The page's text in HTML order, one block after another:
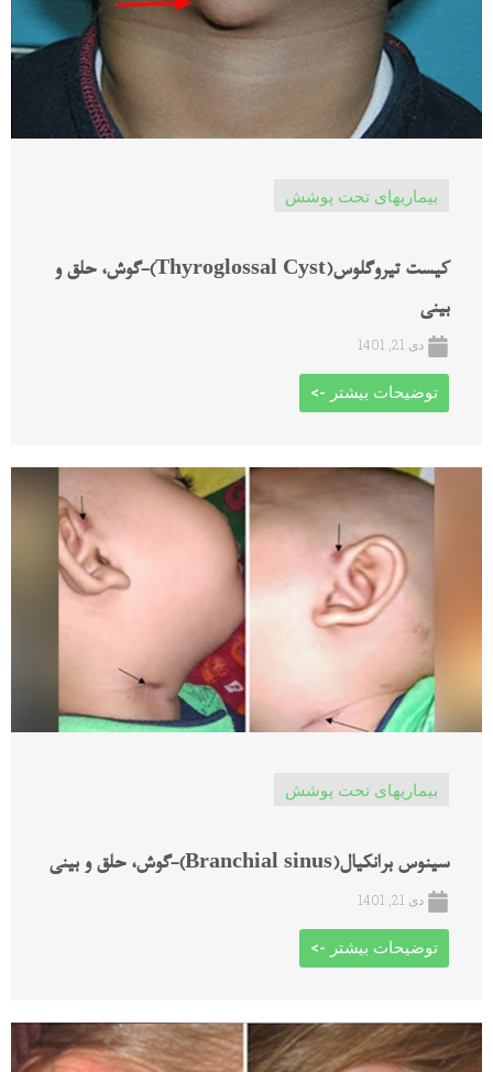
بیماریهای تحت پوشش
کیست تیروگلوس(Thyroglossal Cyst)-گوش، حلق و
بینی
دی 21, 1401
توضیحات بیشتر ->
بیماریهای تحت پوشش
سینوس برانکیال(Branchial sinus)-گوش، حلق و بینی
دی 21, 1401
توضیحات بیشتر ->